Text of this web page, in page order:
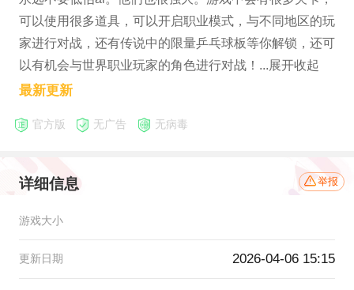
可以使用很多道具，可以开启职业模式，与不同地区的玩
家进行对战，还有传说中的限量乒乓球板等你解锁，还可
以有机会与世界职业玩家的角色进行对战！...展开收起
最新更新
官方版 无广告 无病毒
详细信息 举报
游戏大小
更新日期 2026-04-06 15:15